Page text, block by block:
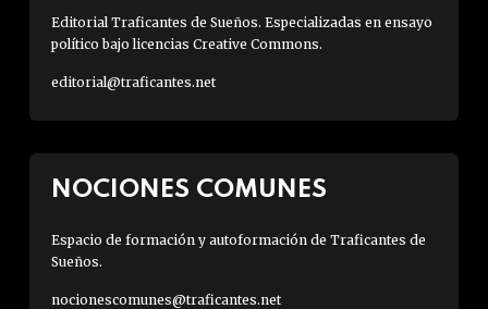
Editorial Traficantes de Sueños. Especializadas en ensayo
político bajo licencias Creative Commons.
editorial@traficantes.net
NOCIONES COMUNES
Espacio de formación y autoformación de Traficantes de
Sueños.
nocionescomunes@traficantes.net